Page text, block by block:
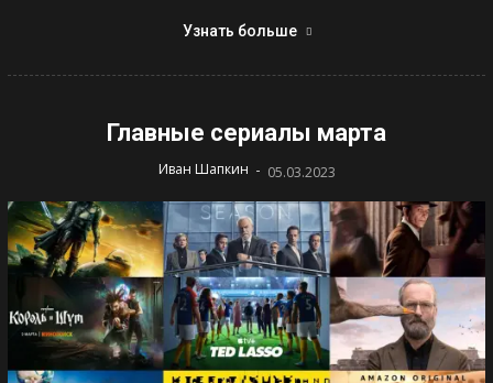
Узнать больше
Главные сериалы марта
Иван Шапкин - 05.03.2023